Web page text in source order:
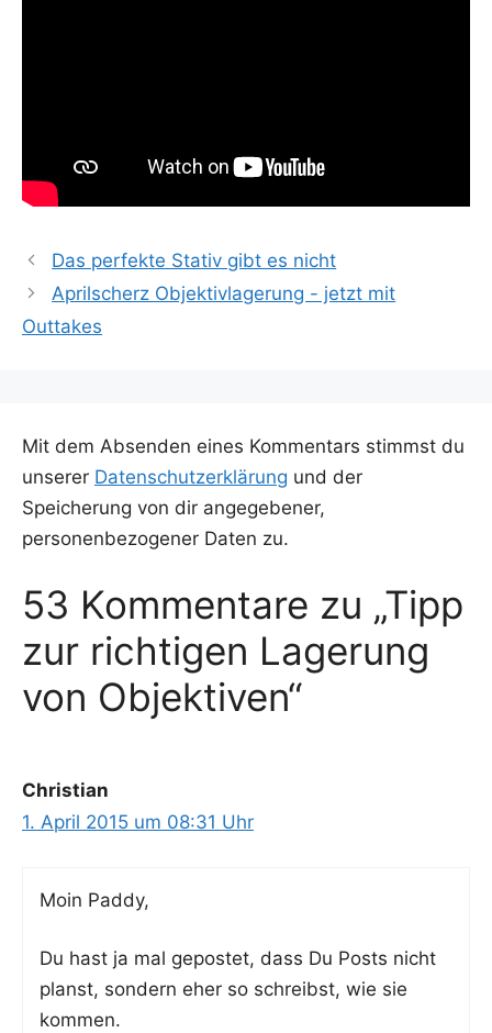
Das perfekte Stativ gibt es nicht
Aprilscherz Objektivlagerung - jetzt mit
Outtakes
Mit dem Absenden eines Kommentars stimmst du
unserer Datenschutzerklärung und der
Speicherung von dir angegebener,
personenbezogener Daten zu.
53 Kommentare zu „Tipp
zur richtigen Lagerung
von Objektiven“
Christian
1. April 2015 um 08:31 Uhr
Moin Pad­dy,
Du hast ja mal gepos­tet, dass Du Posts nicht
planst, son­dern eher so schreibst, wie sie
kommen.